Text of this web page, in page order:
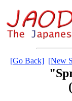
[Go Back] [New